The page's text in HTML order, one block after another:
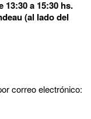
13:30 a 15:30 hs.
(al lado del
correo electrónico: